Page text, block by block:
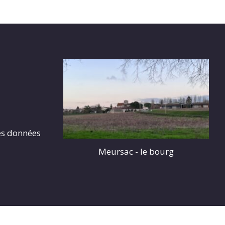
données
Meursac - le bourg